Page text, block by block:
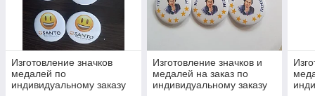
Изготовление значков
медалей по
индивидуальному заказу
Изготовление значков и
медалей на заказ по
индивидуальному заказу